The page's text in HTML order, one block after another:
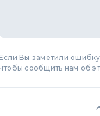
Если Вы заметили
чтобы сообщить нам об